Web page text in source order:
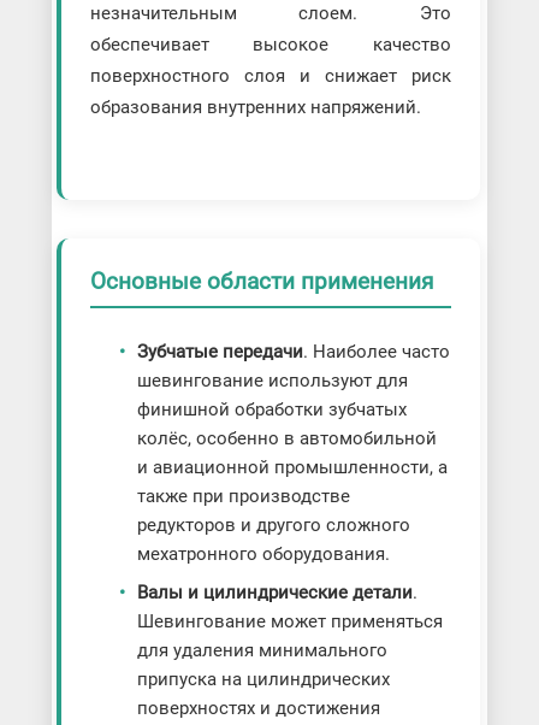
незначительным слоем. Это
обеспечивает высокое качество
поверхностного слоя и снижает риск
образования внутренних напряжений.
Основные области применения
Зубчатые передачи. Наиболее часто
шевингование используют для
финишной обработки зубчатых
колёс, особенно в автомобильной
и авиационной промышленности, а
также при производстве
редукторов и другого сложного
мехатронного оборудования.
Валы и цилиндрические детали.
Шевингование может применяться
для удаления минимального
припуска на цилиндрических
поверхностях и достижения